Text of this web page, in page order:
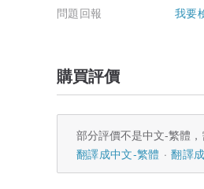
問題回報 我要
購買評價
部分評價不是中文-繁體
翻譯成中文-繁體
翻譯